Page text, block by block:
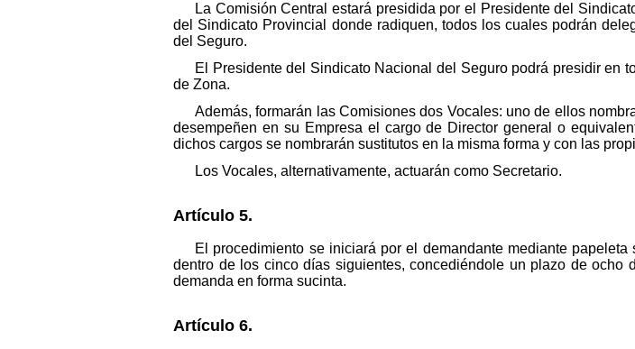
La Comisión Central estará presidida por el Presidente del
del Sindicato Provincial donde radiquen, todos los cuales podrán
del Seguro.
El Presidente del Sindicato Nacional del Seguro podrá presidir en
de Zona.
Además, formarán las Comisiones dos Vocales: uno de ellos
desempeñen en su Empresa el cargo de Director general o
dichos cargos se nombrarán sustitutos en la misma forma y con las
Los Vocales, alternativamente, actuarán como Secretario.
Artículo 5.
El procedimiento se iniciará por el demandante mediante
dentro de los cinco días siguientes, concediéndole un plazo de ocho
demanda en forma sucinta.
Artículo 6.